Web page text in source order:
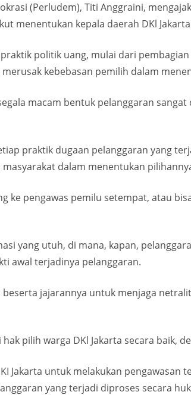
(Perludem), Titi Anggraini,
menentukan kepala daerah DKl
politik uang, mulai dari
kebebasan pemilih dalam
macam bentuk pelanggaran
praktik dugaan pelanggaran yang
dalam menentukan
ke pengawas pemilu setempat, atau
yang utuh, di mana, kapan,
awal terjadinya pelanggaran.
jajarannya untuk menjaga
pilih warga DKl Jakarta secara baik,
Jakarta untuk melakukan
yang terjadi diproses secara